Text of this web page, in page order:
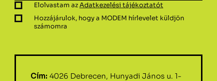
Elolvastam azAdatkezelési tájékoztatót
Hozzájárulok, hogy a MODEM hírlevelet küldjön
számomra
Cím: 4026 Debrecen, Hunyadi János u. 1-